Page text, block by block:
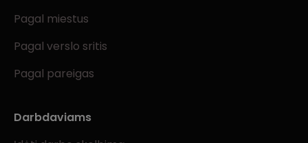
Pagal miestus
Pagal verslo sritis
Pagal pareigas
Darbdaviams